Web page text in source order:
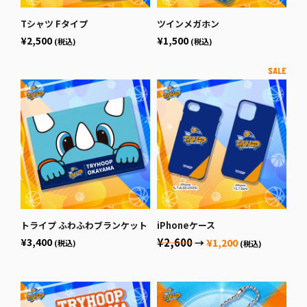
Tシャツ Fタイプ
¥2,500 (税込)
ツインメガホン
¥1,500 (税込)
トライプ ふわふわブランケット
¥3,400 (税込)
iPhoneケース
¥2,600→¥1,200 (税込)